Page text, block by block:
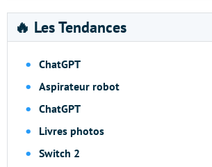
🔥 Les Tendances
ChatGPT
Aspirateur robot
ChatGPT
Livres photos
Switch 2